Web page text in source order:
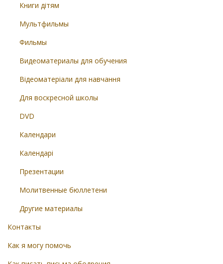
Книги дітям
Мультфильмы
Фильмы
Видеоматериалы для обучения
Відеоматеріали для навчання
Для воскресной школы
DVD
Календари
Календарі
Презентации
Молитвенные бюллетени
Другие материалы
Контакты
Как я могу помочь